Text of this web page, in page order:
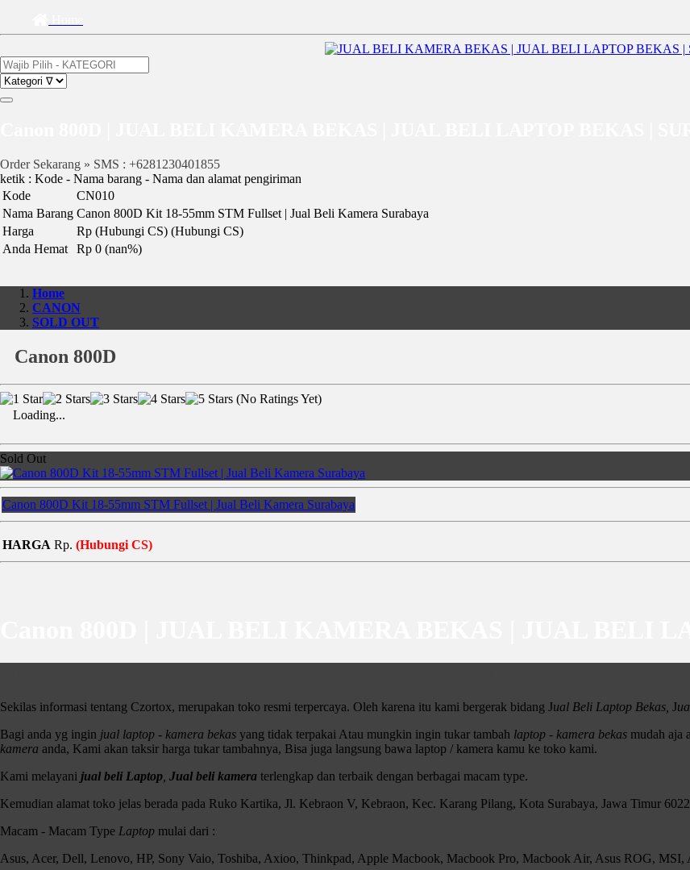
Order Sekarang » SMS : +6281230401855
ketik : Kode - Nama barang - Nama dan alamat pengiriman
Kode
CN010
Nama Barang Canon 800D Kit 18-55mm STM Fullset | Jual Beli Kamera Surabaya
Harga
Rp (Hubungi CS) (Hubungi CS)
Anda Hemat
Rp 0 (nan%)
Home
CANON
SOLD OUT
Canon 800D
(No Ratings Yet)
Loading...
Sold Out
Canon 800D Kit 18-55mm STM Fullset | Jual Beli Kamera Surabaya
HARGA Rp. (Hubungi CS)
Sekilas informasi tentang Czortox, merupakan toko resmi terpercaya. Oleh karena itu kami bergerak bidang Jual Beli Laptop Bekas, J
Bagi anda yg ingin jual laptop - kamera bekas yang tidak terpakai Atau mungkin ingin tukar tambah laptop - kamera bekas mudah aja
kamera anda, Kami akan taksir harga tukar tambahnya, Bisa juga langsung bawa laptop / kamera kamu ke toko kami.
Kami melayani jual beli Laptop, Jual beli kamera terlengkap dan terbaik dengan berbagai macam type.
Kemudian alamat toko jelas berada pada Ruko Kartika, Jl. Kebraon V, Kebraon, Kec. Karang Pilang, Kota Surabaya, Jawa Timur
Macam - Macam Type Laptop mulai dari :
Asus, Acer, Dell, Lenovo, HP, Sony Vaio, Toshiba, Axioo, Thinkpad, Apple Macbook, Macbook Pro, Macbook Air, Asus ROG,